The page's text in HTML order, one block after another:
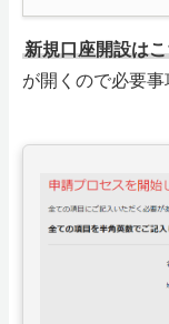
新規口座開設は
が開くので必要事